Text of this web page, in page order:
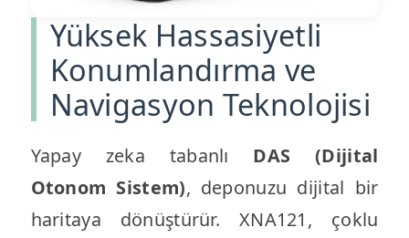
Yüksek Hassasiyetli
Konumlandırma ve
Navigasyon Teknolojisi
Yapay zeka tabanlı DAS (Dijital
Otonom Sistem), deponuzu dijital bir
haritaya dönüştürür. XNA121, çoklu